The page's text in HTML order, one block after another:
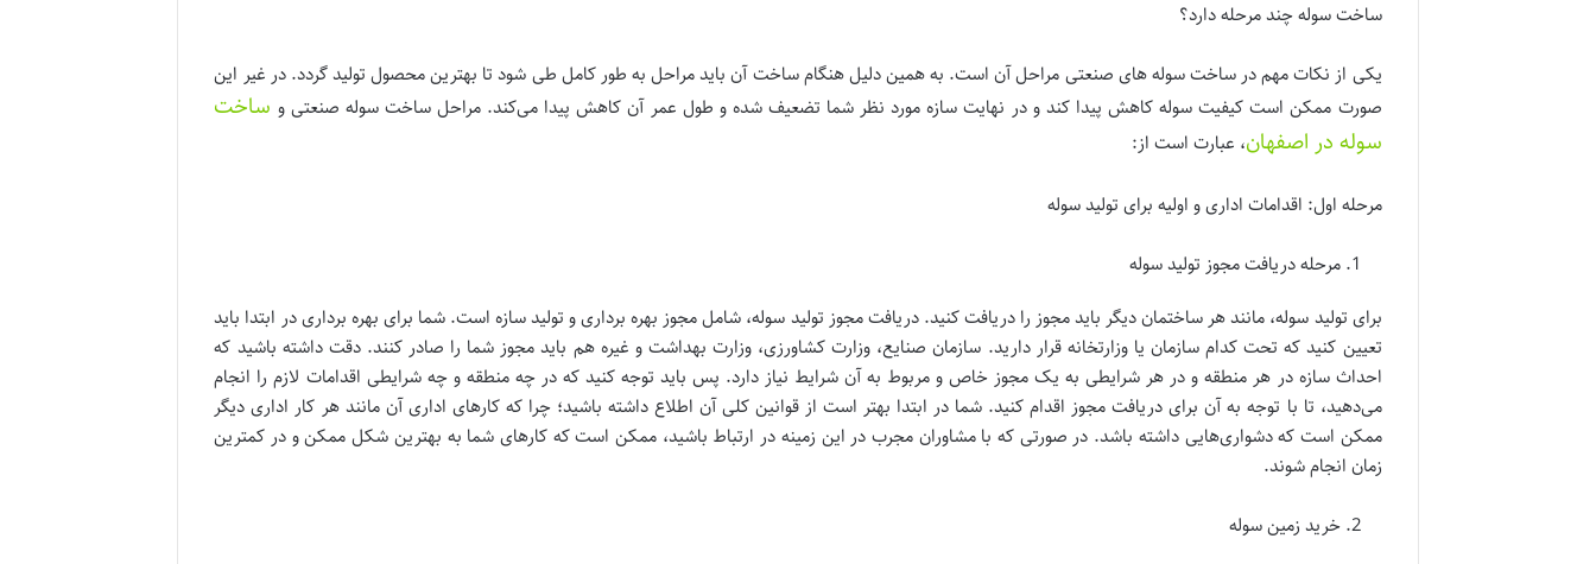
ساخت سوله چند مرحله دارد؟
یکی از نکات مهم در ساخت سوله های صنعتی مراحل آن است. به همین دلیل هنگام ساخت آن باید مراحل به طور کامل طی شود تا بهترین محصول تولید گردد. در غیر این
صورت ممکن است کیفیت سوله کاهش پیدا کند و در نهایت سازه مورد نظر شما تضعیف شده و طول عمر آن کاهش پیدا می‌کند. مراحل ساخت سوله صنعتی و ساخت
سوله در اصفهان، عبارت است از:
مرحله اول: اقدامات اداری و اولیه برای تولید سوله
مرحله دریافت مجوز تولید سوله
برای تولید سوله، مانند هر ساختمان دیگر باید مجوز را دریافت کنید. دریافت مجوز تولید سوله، شامل مجوز بهره برداری و تولید سازه است. شما برای بهره برداری در ابتدا باید
تعیین کنید که تحت کدام سازمان یا وزارتخانه قرار دارید. سازمان صنایع، وزارت کشاورزی، وزارت بهداشت و غیره هم باید مجوز شما را صادر کنند. دقت داشته باشید که
احداث سازه در هر منطقه و در هر شرایطی به یک مجوز خاص و مربوط به آن شرایط نیاز دارد. پس باید توجه کنید که در چه منطقه و چه شرایطی اقدامات لازم را انجام
می‌دهید، تا با توجه به آن برای دریافت مجوز اقدام کنید. شما در ابتدا بهتر است از قوانین کلی آن اطلاع داشته باشید؛ چرا که کارهای اداری آن مانند هر کار اداری دیگر
ممکن است که دشواری‌هایی داشته باشد. در صورتی که با مشاوران مجرب در این زمینه در ارتباط باشید، ممکن است که کارهای شما به بهترین شکل ممکن و در کمترین
زمان انجام شوند.
خرید زمین سوله